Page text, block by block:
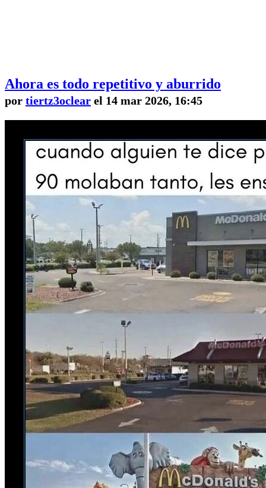
Ahora es todo repetitivo y aburrido
por tiertz3oclear el 14 mar 2026, 16:45